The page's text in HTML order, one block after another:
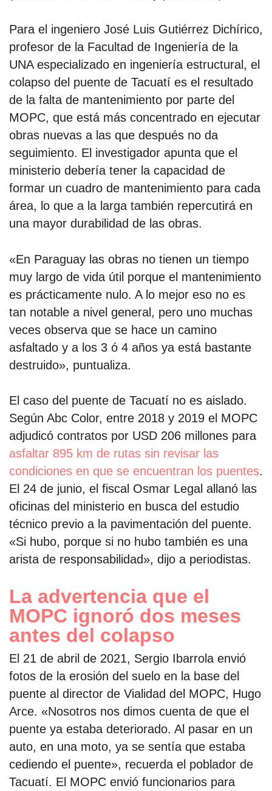
Para el ingeniero José Luis Gutiérrez Dichírico,
profesor de la Facultad de Ingeniería de la
UNA especializado en ingeniería estructural, el
colapso del puente de Tacuatí es el resultado
de la falta de mantenimiento por parte del
MOPC, que está más concentrado en ejecutar
obras nuevas a las que después no da
seguimiento. El investigador apunta que el
ministerio debería tener la capacidad de
formar un cuadro de mantenimiento para cada
área, lo que a la larga también repercutirá en
una mayor durabilidad de las obras.
«En Paraguay las obras no tienen un tiempo
muy largo de vida útil porque el mantenimiento
es prácticamente nulo. A lo mejor eso no es
tan notable a nivel general, pero uno muchas
veces observa que se hace un camino
asfaltado y a los 3 ó 4 años ya está bastante
destruido», puntualiza.
El caso del puente de Tacuatí no es aislado.
Según Abc Color, entre 2018 y 2019 el MOPC
adjudicó contratos por USD 206 millones para
asfaltar 895 km de rutas sin revisar las
condiciones en que se encuentran los puentes.
El 24 de junio, el fiscal Osmar Legal allanó las
oficinas del ministerio en busca del estudio
técnico previo a la pavimentación del puente.
«Si hubo, porque si no hubo también es una
arista de responsabilidad», dijo a periodistas.
La advertencia que el
MOPC ignoró dos meses
antes del colapso
El 21 de abril de 2021, Sergio Ibarrola envió
fotos de la erosión del suelo en la base del
puente al director de Vialidad del MOPC, Hugo
Arce. «Nosotros nos dimos cuenta de que el
puente ya estaba deteriorado. Al pasar en un
auto, en una moto, ya se sentía que estaba
cediendo el puente», recuerda el poblador de
Tacuatí. El MOPC envió funcionarios para